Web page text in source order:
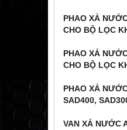
PHAO XẢ
CHO BỘ LỌC
PHAO XẢ
CHO BỘ LỌC
PHAO XẢ
SAD400,
VAN XẢ NƯỚC